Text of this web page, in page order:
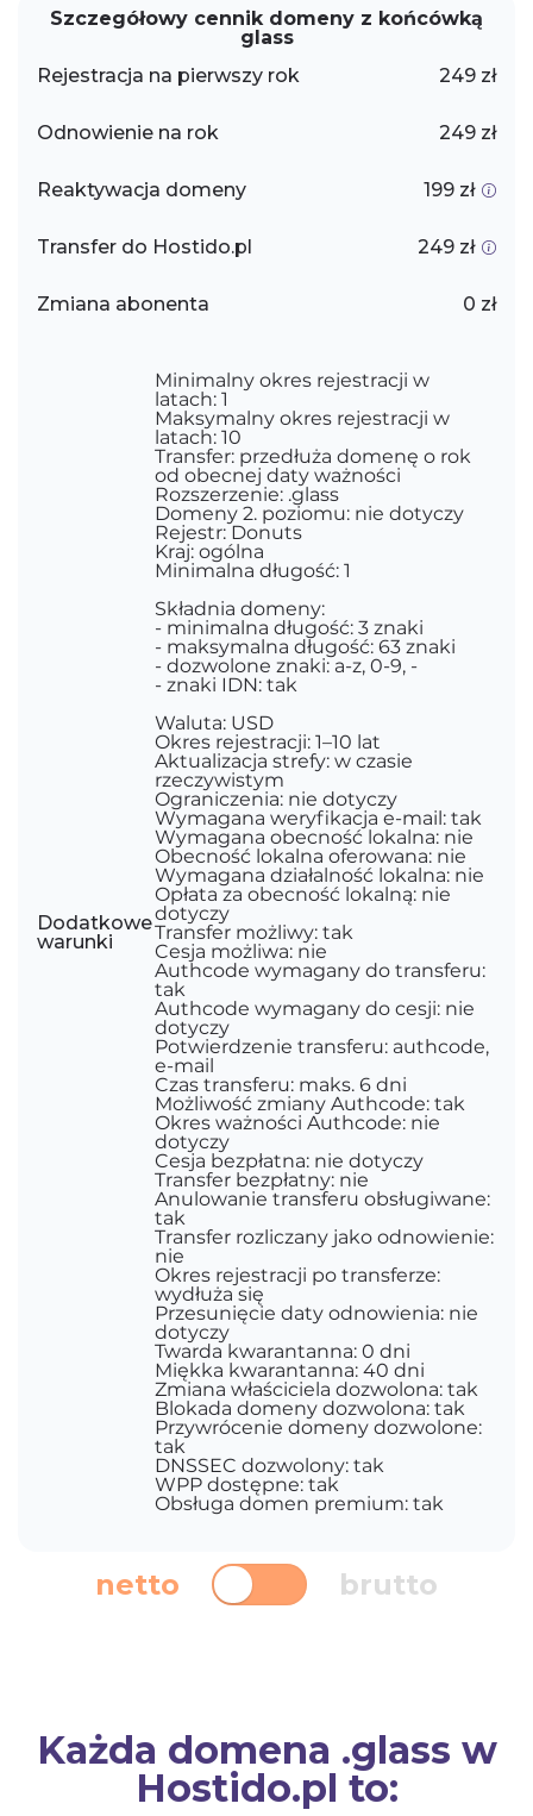
Szczegółowy cennik domeny z końcówką
glass
Rejestracja na pierwszy rok
249 zł
Odnowienie na rok 249 zł
Reaktywacja domeny 199 zł
Transfer do Hostido.pl 249 zł
Zmiana abonenta 0 zł
Dodatkowe
warunki
Minimalny okres rejestracji w
latach: 1
Maksymalny okres rejestracji w
latach: 10
Transfer: przedłuża domenę o rok
od obecnej daty ważności
Rozszerzenie: .glass
Domeny 2. poziomu: nie dotyczy
Rejestr: Donuts
Kraj: ogólna
Minimalna długość: 1
Składnia domeny:
- minimalna długość: 3 znaki
- maksymalna długość: 63 znaki
- dozwolone znaki: a-z, 0-9, -
- znaki IDN: tak
Waluta: USD
Okres rejestracji: 1–10 lat
Aktualizacja strefy: w czasie
rzeczywistym
Ograniczenia: nie dotyczy
Wymagana weryfikacja e-mail: tak
Wymagana obecność lokalna: nie
Obecność lokalna oferowana: nie
Wymagana działalność lokalna: nie
Opłata za obecność lokalną: nie
dotyczy
Transfer możliwy: tak
Cesja możliwa: nie
Authcode wymagany do transferu:
tak
Authcode wymagany do cesji: nie
dotyczy
Potwierdzenie transferu: authcode,
e-mail
Czas transferu: maks. 6 dni
Możliwość zmiany Authcode: tak
Okres ważności Authcode: nie
dotyczy
Cesja bezpłatna: nie dotyczy
Transfer bezpłatny: nie
Anulowanie transferu obsługiwane:
tak
Transfer rozliczany jako odnowienie:
nie
Okres rejestracji po transferze:
wydłuża się
Przesunięcie daty odnowienia: nie
dotyczy
Twarda kwarantanna: 0 dni
Miękka kwarantanna: 40 dni
Zmiana właściciela dozwolona: tak
Blokada domeny dozwolona: tak
Przywrócenie domeny dozwolone:
tak
DNSSEC dozwolony: tak
WPP dostępne: tak
Obsługa domen premium: tak
netto brutto
Każda domena .glass w
Hostido.pl to: